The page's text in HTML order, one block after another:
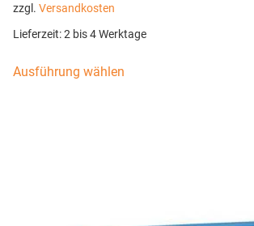
zzgl. Versandkosten
Lieferzeit:2 bis 4 Werktage
Ausführung wählen